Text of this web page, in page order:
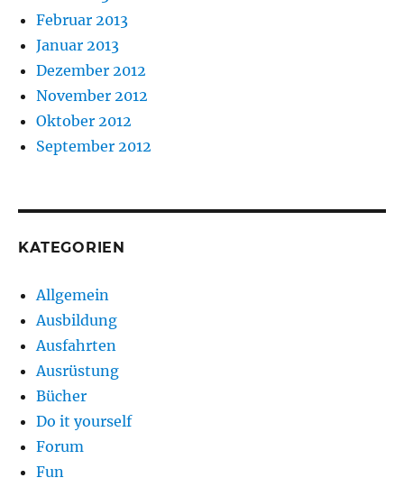
Februar 2013
Januar 2013
Dezember 2012
November 2012
Oktober 2012
September 2012
KATEGORIEN
Allgemein
Ausbildung
Ausfahrten
Ausrüstung
Bücher
Do it yourself
Forum
Fun